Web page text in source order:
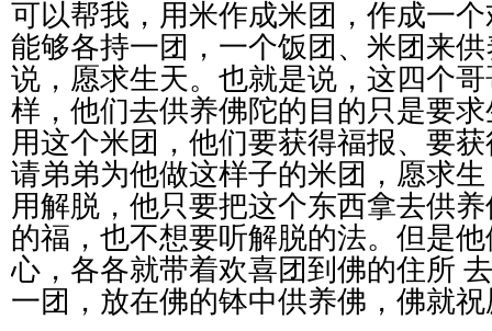
可以帮我，用米作成米团，作成一
能够各持一团，一个饭团、米团来
说，愿求生天。也就是说，这四个
样，他们去供养佛陀的目的只是要
用这个米团，他们要获得福报、要
请弟弟为他做这样子的米团，愿求生
用解脱，他只要把这个东西拿去供
的福，也不想要听解脱的法。但是
心，各各就带着欢喜团到佛的住所
一团，放在佛的钵中供养佛，佛就